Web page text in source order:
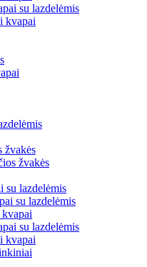
su lazdelėmis
kvapai
žvakės
žvakės
su lazdelėmis
su lazdelėmis
su lazdelėmis
kvapai